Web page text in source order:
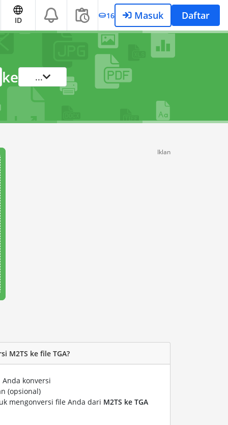
ID 16 Masuk Daftar
ke ...
Iklan
M2TS ke file TGA?
konversi
(opsional)
mengonversi file Anda dari M2TS ke TGA